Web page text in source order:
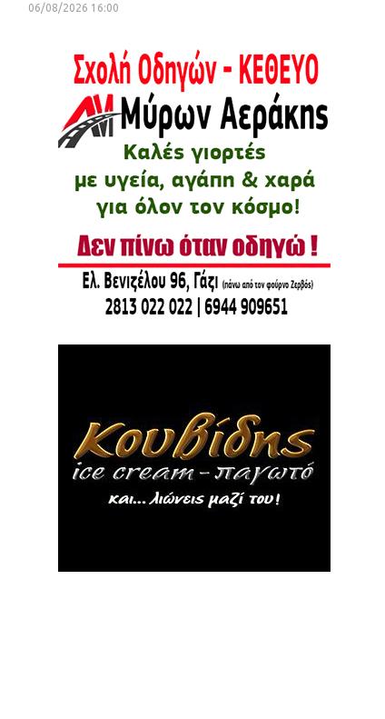
06/08/2026 16:00